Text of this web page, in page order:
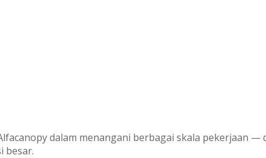
dalam menangani berbagai skala pekerjaan —
besar.